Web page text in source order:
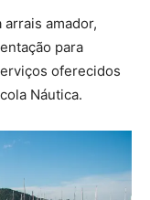
amador,
para
oferecidos
Náutica.